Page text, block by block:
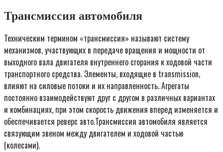
Трансмиссия автомобиля
Техническим термином «трансмиссия» называют систему
механизмов, участвующих в передаче вращения и мощности от
выходного вала двигателя внутреннего сгорания к ходовой части
транспортного средства. Элементы, входящие в transmission,
влияют на силовые потоки и их направленность. Агрегаты
постоянно взаимодействуют друг с другом в различных вариантах
и комбинациях, при этом скорость движения вперед изменяется и
обеспечивается реверс авто.Трансмиссия автомобиля является
связующим звеном между двигателем и ходовой частью
(колесами).